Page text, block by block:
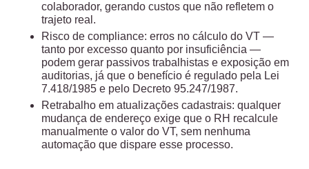
colaborador, gerando custos que não refletem o
trajeto real.
Risco de compliance: erros no cálculo do VT —
tanto por excesso quanto por insuficiência —
podem gerar passivos trabalhistas e exposição em
auditorias, já que o benefício é regulado pela Lei
7.418/1985 e pelo Decreto 95.247/1987.
Retrabalho em atualizações cadastrais: qualquer
mudança de endereço exige que o RH recalcule
manualmente o valor do VT, sem nenhuma
automação que dispare esse processo.